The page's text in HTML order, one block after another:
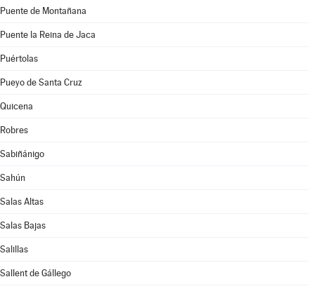
Puente de Montañana
Puente la Reina de Jaca
Puértolas
Pueyo de Santa Cruz
Quicena
Robres
Sabiñánigo
Sahún
Salas Altas
Salas Bajas
Salillas
Sallent de Gállego